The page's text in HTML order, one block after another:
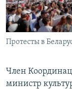
ПОБЕДИТЕЛЕЙ НЕ
ELIFBE
ПРИСОЕДИНЯЙТЕСЬ!
Все сайты
Протесты в
Член
министр